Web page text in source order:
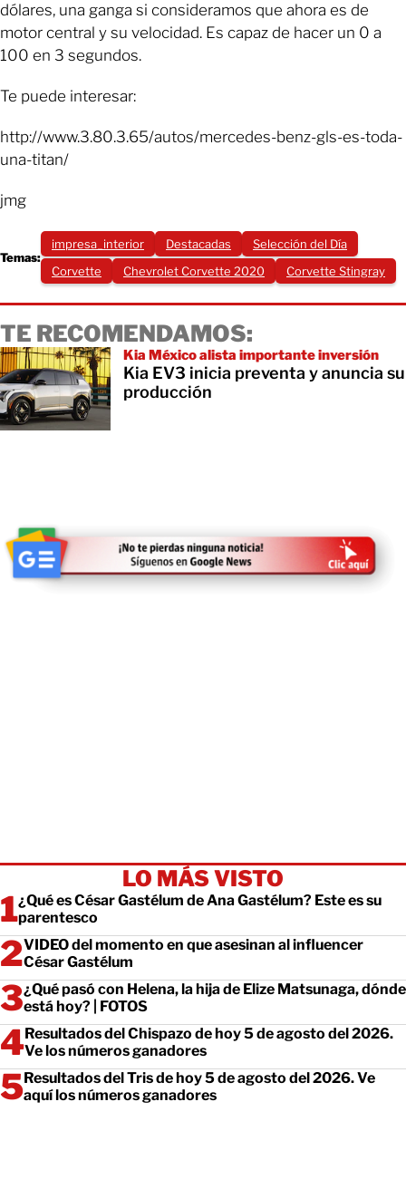
dólares, una ganga si consideramos que ahora es de
motor central y su velocidad. Es capaz de hacer un 0 a
100 en 3 segundos.
Te puede interesar:
http://www.3.80.3.65/autos/mercedes-benz-gls-es-toda-
una-titan/
jmg
Temas:
impresa_interior Destacadas
Selección del Día
Corvette
Chevrolet Corvette 2020 Corvette Stingray
TE RECOMENDAMOS:
Kia México alista importante inversión
Kia EV3 inicia preventa y anuncia su
producción
LO MÁS VISTO
¿Qué es César Gastélum de Ana Gastélum? Este es su
parentesco
VIDEO del momento en que asesinan al influencer
César Gastélum
¿Qué pasó con Helena, la hija de Elize Matsunaga, dónde
está hoy? | FOTOS
Resultados del Chispazo de hoy 5 de agosto del 2026.
Ve los números ganadores
Resultados del Tris de hoy 5 de agosto del 2026. Ve
aquí los números ganadores